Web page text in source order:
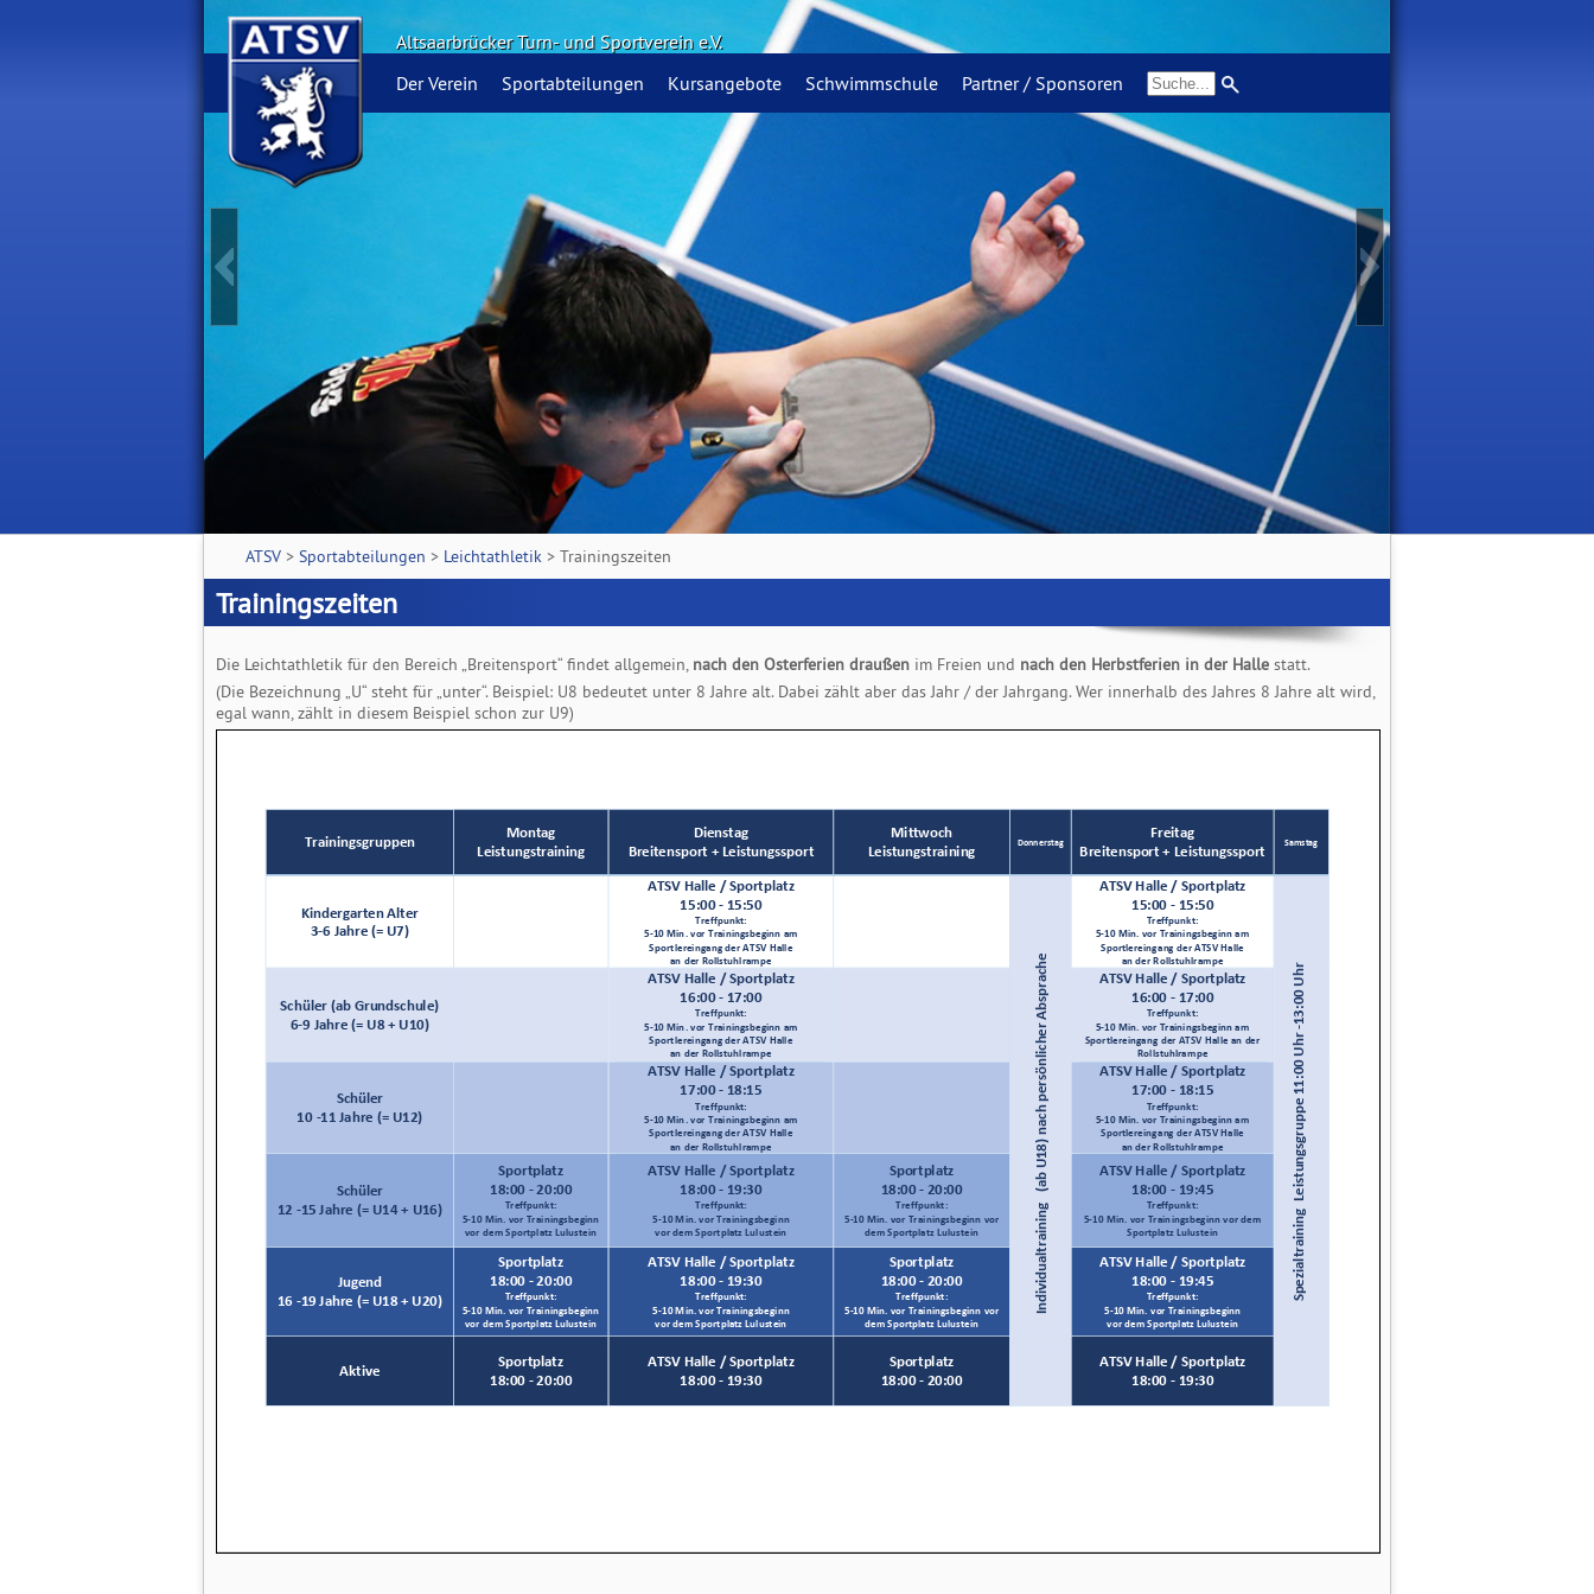
Altsaarbrücker Turn- und Sportverein e.V.
Der Verein
Sportabteilungen Kursangebote Schwimmschule Partner / Sponsoren
ATSV > Sportabteilungen > Leichtathletik > Trainingszeiten
Trainingszeiten
Die Leichtathletik für den Bereich „Breitensport“ findet allgemein, nach den Osterferien draußen im Freien und nach den Herbstferien in der Halle statt.
(Die Bezeichnung „U“ steht für „unter“. Beispiel: U8 bedeutet unter 8 Jahre alt. Dabei zählt aber das Jahr / der Jahrgang. Wer innerhalb des Jahres 8 Jahre alt wird,
egal wann, zählt in diesem Beispiel schon zur U9)